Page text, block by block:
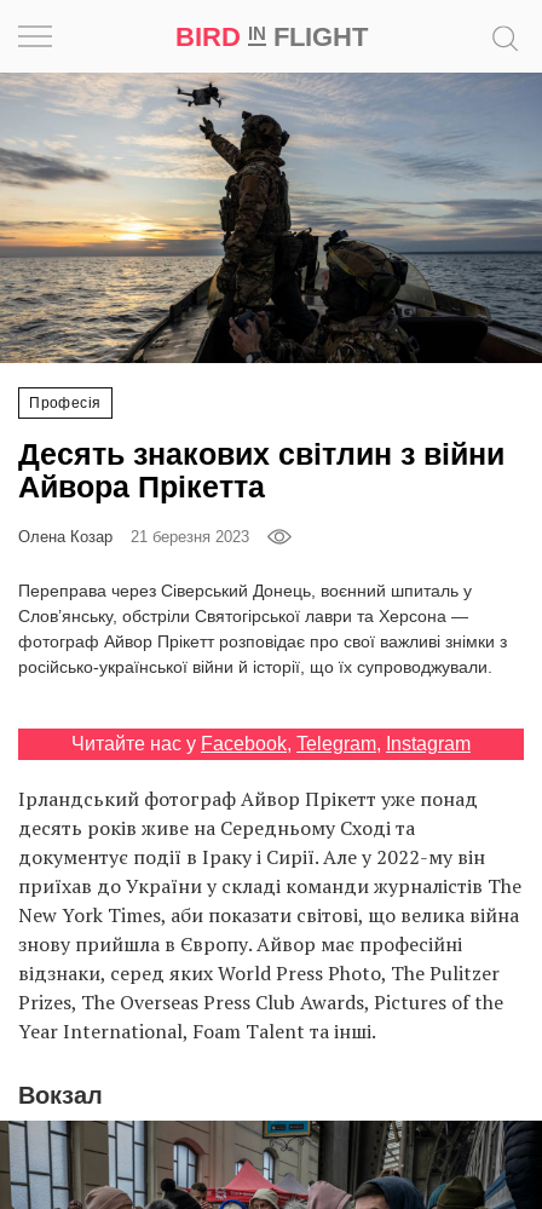
BIRD INFLIGHT
EN
RU
Професія
Десять знакових світлин з війни
Айвора Прікетта
Олена Козар 21 березня 2023
Переправа через Сіверський Донець, воєнний шпиталь у
Слов’янську, обстріли Святогірської лаври та Херсона —
фотограф Айвор Прікетт розповідає про свої важливі знімки з
російсько-української війни й історії, що їх супроводжували.
Читайте нас у Facebook, Telegram, Instagram
Ірландський фотограф Айвор Прікетт уже понад
десять років живе на Середньому Сході та
документує події в Іраку і Сирії. Але у 2022-му він
приїхав до України у складі команди журналістів The
New York Times, аби показати світові, що велика війна
знову прийшла в Європу. Айвор має професійні
відзнаки, серед яких World Press Photo, The Pulitzer
Prizes, The Overseas Press Club Awards, Pictures of the
Year International, Foam Talent та інші.
Вокзал